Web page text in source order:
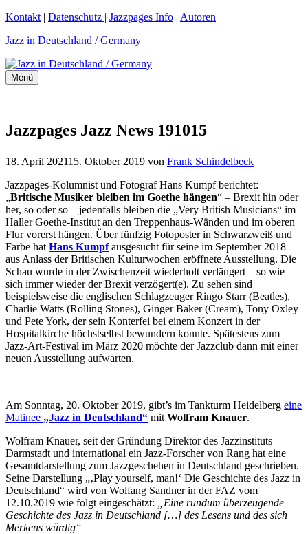
Zum
springen
Kontakt | Datenschutz | Jazzpages Info | Autoren
Jazz in Deutschland / Germany
Menü
Jazzpages Jazz News 191015
18. April 202115. Oktober 2019 von Frank Schindelbeck
Jazzpages-Kolumnist und Fotograf Hans Kumpf berichtet:
„Britische Musiker bleiben im Goethe hängen“ – Brexit hin oder
her, so oder so – jedenfalls bleiben die „Very British Musicians“ im
Haller Goethe-Institut an den Treppenhaus-Wänden und im oberen
Flur vorerst hängen. Über fünfzig Fotoposter in Schwarzweiß und
Farbe hat Hans Kumpfausgesucht für seine im September 2018
aus Anlass der Britischen Kulturwochen eröffnete Ausstellung. Die
Schau wurde in der Zwischenzeit wiederholt verlängert – so wie
sich immer wieder der Brexit verzögert(e). Zu sehen sind
beispielsweise die englischen Schlagzeuger Ringo Starr (Beatles),
Charlie Watts (Rolling Stones), Ginger Baker (Cream), Tony Oxley
und Pete York, der sein Konterfei bei einem Konzert in der
Hospitalkirche höchstselbst bewundern konnte. Spätestens zum
Jazz-Art-Festival im März 2020 möchte der Jazzclub dann mit einer
neuen Ausstellung aufwarten.
Am Sonntag, 20. Oktober 2019, gibt’s im Tankturm Heidelberg eine
Matinee „Jazz in Deutschland“ mit Wolfram Knauer.
Wolfram Knauer, seit der Gründung Direktor des Jazzinstituts
Darmstadt und international ein Jazz-Forscher von Rang hat eine
Gesamtdarstellung zum Jazzgeschehen in Deutschland geschrieben.
Seine Darstellung „‚Play yourself, man!‘ Die Geschichte des Jazz in
Deutschland“ wird von Wolfang Sandner in der FAZ vom
12.10.2019 wie folgt eingeschätzt:
„Eine rundum überzeugende
Geschichte des Jazz in Deutschland […] des Lesens und des sich
Merkens würdig“